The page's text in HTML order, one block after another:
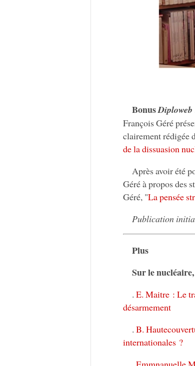
BonusDiploweb
François Géré
clairement rédigée
de la dissuasion
Après avoir été
Géré à propos des
Géré, "La pensée
Publication
Plus
Sur le
. E. Maitre : Le
désarmement
. B.
internationales ?